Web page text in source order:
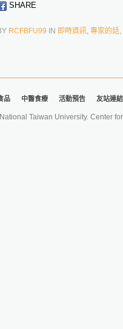
SHARE
RCFBFU99 IN 即時資訊, 專家的話,
品 中醫食療 活動預告 友站連結
Taiwan University. Center